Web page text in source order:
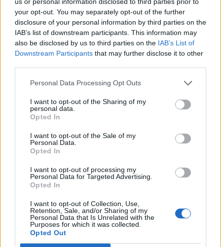
your opt-out. You may separately opt-out of the further
disclosure of your personal information by third parties on the
IAB’s list of downstream participants. This information may
also be disclosed by us to third parties on the IAB’s List of
Downstream Participants that may further disclose it to other
Personal Data Processing Opt Outs
I want to opt-out of the Sharing of my
personal data.
Opted In
I want to opt-out of the Sale of my
Personal Data.
Opted In
I want to opt-out of processing my
Personal Data for Targeted Advertising.
Opted In
I want to opt-out of Collection, Use,
Retention, Sale, and/or Sharing of my
Personal Data that Is Unrelated with the
Purposes for which it was collected.
Opted Out
Publicidad